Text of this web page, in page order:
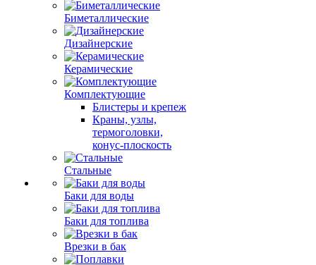
Биметаллические
Дизайнерские
Керамические
Комплектующие
Блистеры и крепеж
Краны, узлы,
термоголовки,
конус-плоскость
Стальные
Баки для воды
Баки для топлива
Врезки в бак